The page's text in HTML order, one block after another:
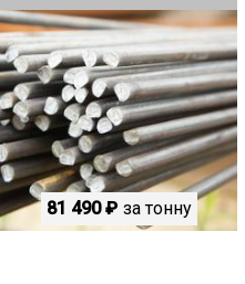
81 490 ₽ за тонну